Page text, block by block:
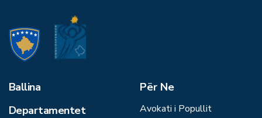
Ballina
Departamentet
Për Ne
Avokati i Popullit